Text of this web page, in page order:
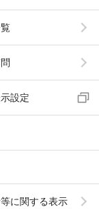
設定
に関する表示